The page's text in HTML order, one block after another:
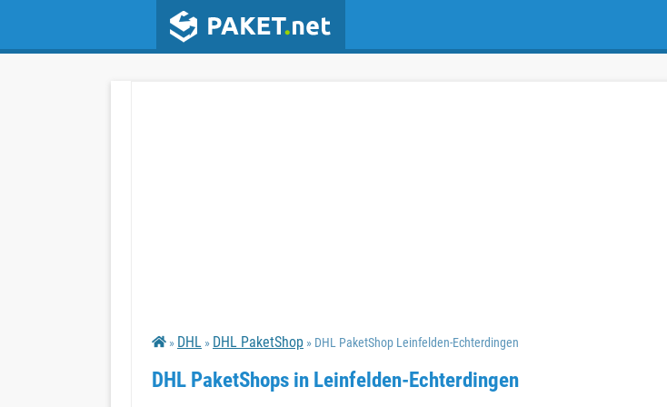
» DHL » DHL PaketShop » DHL PaketShop Leinfelden-Echterdingen
DHL PaketShops in Leinfelden-Echterdingen